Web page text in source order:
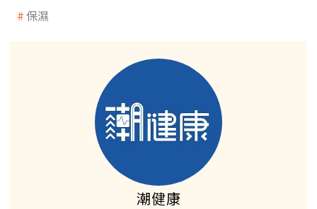
保濕
潮健康